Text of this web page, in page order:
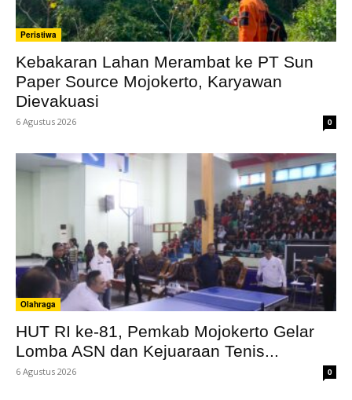
Peristiwa
Kebakaran Lahan Merambat ke PT Sun
Paper Source Mojokerto, Karyawan
Dievakuasi
6 Agustus 2026 0
Olahraga
HUT RI ke-81, Pemkab Mojokerto Gelar
Lomba ASN dan Kejuaraan Tenis...
6 Agustus 2026 0